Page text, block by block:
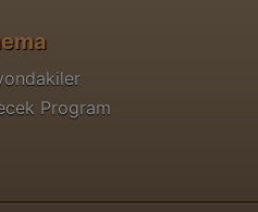
Program